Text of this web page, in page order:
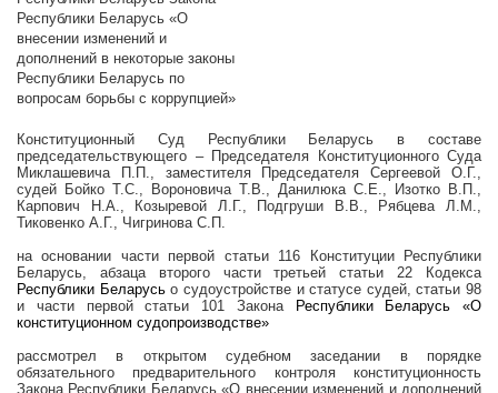
Республики Беларусь «О
внесении изменений и
дополнений в некоторые законы
Республики Беларусь по
вопросам борьбы с коррупцией»
Конституционный Суд Республики Беларусь в составе
председательствующего – Председателя Конституционного Суда
Миклашевича П.П., заместителя Председателя Сергеевой О.Г.,
судей Бойко Т.С., Вороновича Т.В., Данилюка С.Е., Изотко В.П.,
Карпович Н.А., Козыревой Л.Г., Подгруши В.В., Рябцева Л.М.,
Тиковенко А.Г., Чигринова С.П.
на основании части первой статьи 116 Конституции Республики
Беларусь, абзаца второго части третьей статьи 22 Кодекса
Республики Беларусьо судоустройстве и статусе судей, статьи 98
и части первой статьи 101 Закона
Республики Беларусь «О
конституционном судопроизводстве»
рассмотрел в открытом судебном заседании в порядке
обязательного предварительного контроля конституционность
Закона Республики Беларусь «О внесении изменений и дополнений